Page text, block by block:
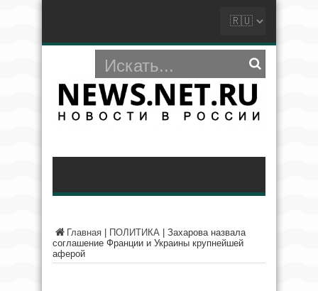
Главная ПОЛИТИКА
Захарова назвала
соглашение Франции и Украины крупнейшей
аферой